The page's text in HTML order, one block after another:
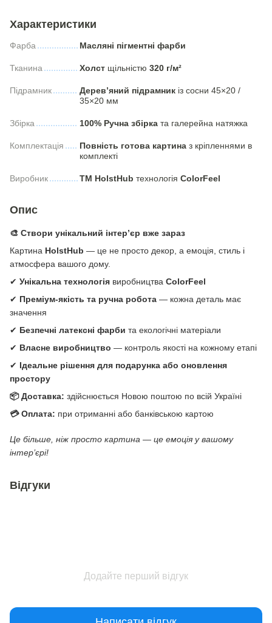
Характеристики
Фарба Масляні пігментні фарби
Тканина Холст щільністю 320 г/м²
Підрамник Дерев’яний підрамник із сосни 45×20 /
35×20 мм
Збірка 100% Ручна збірка та галерейна натяжка
Комплектація Повність готова картина з кріпленнями в
комплекті
Виробник ТМ HolstHub технологія СolorFeel
Опис
🎨 Створи унікальний інтер’єр вже зараз
Картина HolstHub — це не просто декор, а емоція, стиль і
атмосфера вашого дому.
✔ Унікальна технологія виробництва ColorFeel
✔ Преміум-якість та ручна робота — кожна деталь має
значення
✔ Безпечні латексні фарби та екологічні матеріали
✔ Власне виробництво — контроль якості на кожному етапі
✔ Ідеальне рішення для подарунка або оновлення
простору
📦 Доставка: здійснюється Новою поштою по всій Україні
💳 Оплата: при отриманні або банківською картою
Це більше, ніж просто картина — це емоція у вашому
інтер’єрі!
Відгуки
Додайте перший відгук